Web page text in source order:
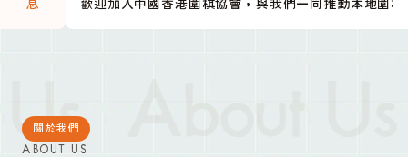
息
歡迎加入中國香港圍棋協會，與我們一同推動本地圍棋
關於我們
ABOUT US